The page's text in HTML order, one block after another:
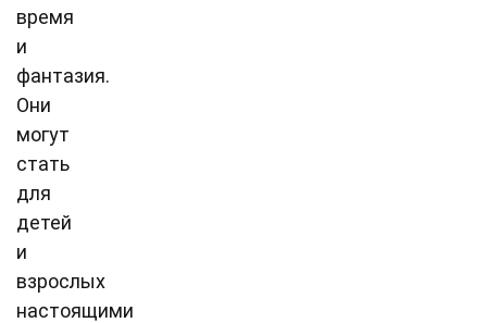
время
и
фантазия.
Они
могут
стать
для
детей
и
взрослых
настоящими